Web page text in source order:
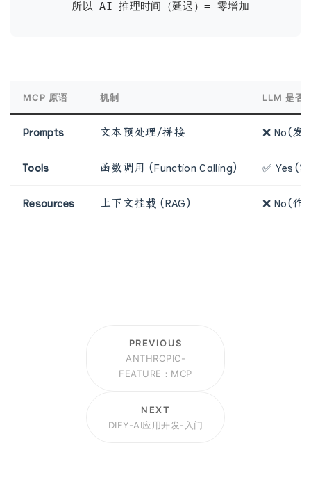
MCP 原语 机制 LLM 是否
Prompts 文本预处理/拼接 ❌ No（发
Tools 函数调用 (Function Calling) ✅ Yes（
Resources 上下文挂载 (RAG) ❌ No（
PREVIOUS
ANTHROPIC-
FEATURE：MCP
NEXT
DIFY-AI应用开发-入门